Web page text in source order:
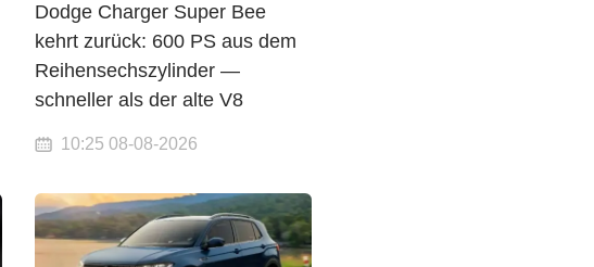
Dodge Charger Super Bee
kehrt zurück: 600 PS aus dem
Reihensechszylinder —
schneller als der alte V8
10:25 08-08-2026